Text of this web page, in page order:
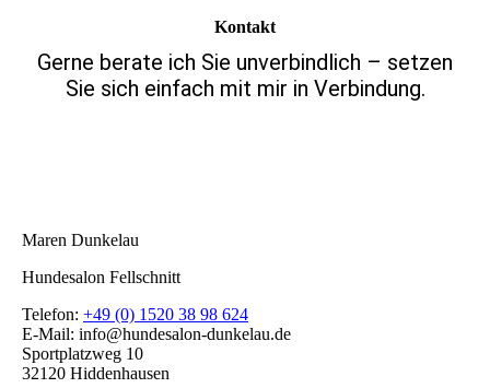
Kontakt
Gerne berate ich Sie unverbindlich – setzen
Sie sich einfach mit mir in Verbindung.
Maren Dunkelau
Hundesalon Fellschnitt
Telefon: +49 (0) 1520 38 98 624
E-Mail: info@hundesalon-dunkelau.de
Sportplatzweg 10
32120 Hiddenhausen